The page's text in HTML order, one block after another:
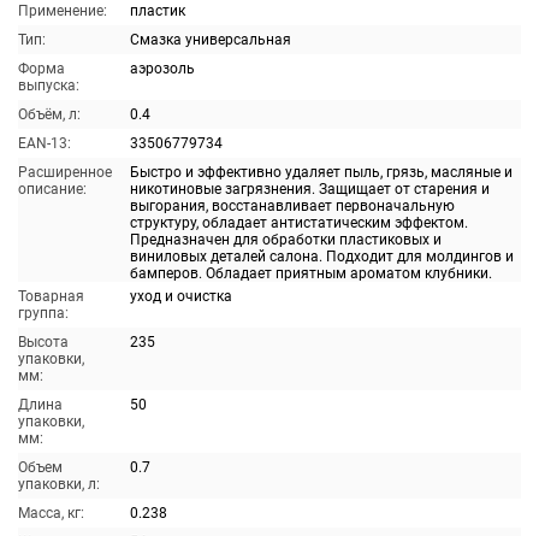
Применение:
пластик
Тип:
Смазка универсальная
Форма
выпуска:
аэрозоль
Объём, л:
0.4
EAN-13:
33506779734
Расширенное
описание:
Быстро и эффективно удаляет пыль, грязь, масляные и
никотиновые загрязнения. Защищает от старения и
выгорания, восстанавливает первоначальную
структуру, обладает антистатическим эффектом.
Предназначен для обработки пластиковых и
виниловых деталей салона. Подходит для молдингов и
бамперов. Обладает приятным ароматом клубники.
Товарная
группа:
уход и очистка
Высота
упаковки,
мм:
235
Длина
упаковки,
мм:
50
Объем
упаковки, л:
0.7
Масса, кг:
0.238